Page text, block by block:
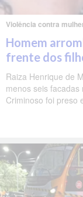
Violência contra
Homem
frente dos
Raiza Henrique de
menos seis facadas
Criminoso foi preso